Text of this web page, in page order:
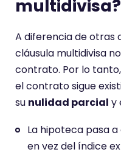
multidivisa?
A diferencia de otras
cláusula multidivisa
contrato. Por lo
el contrato sigue
su nulidad parcial y
La hipoteca pasa
en vez del índice